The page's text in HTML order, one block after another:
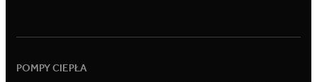
POMPY CIEPŁA